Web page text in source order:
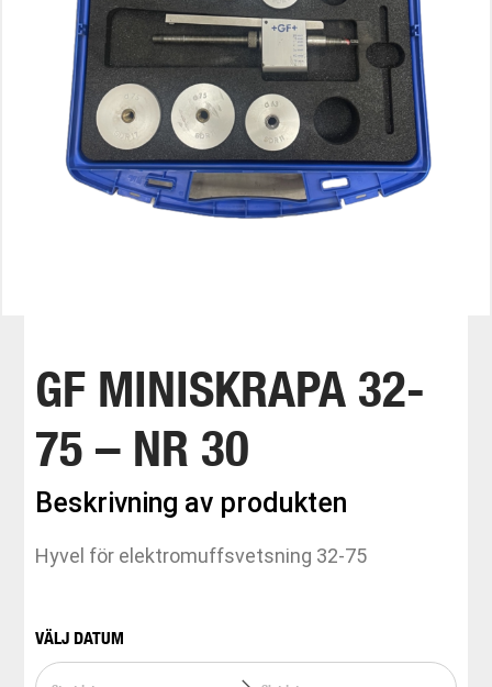
GF MINISKRAPA 32-
75 – NR 30
Beskrivning av produkten
Hyvel för elektromuffsvetsning 32-75
VÄLJ DATUM